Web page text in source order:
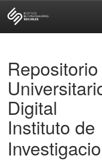
Repositorio
Digital
Instituto de